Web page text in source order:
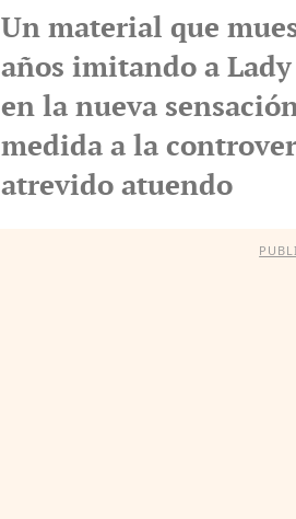
Un material que
años imitando a
en la nueva
medida a la
atrevido atuendo